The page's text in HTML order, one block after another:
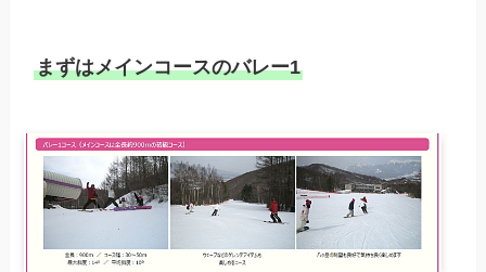
まずはメインコースのバレー1